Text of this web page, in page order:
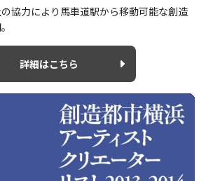
協力により馬車道駅から移動可能な創造
詳細はこちら